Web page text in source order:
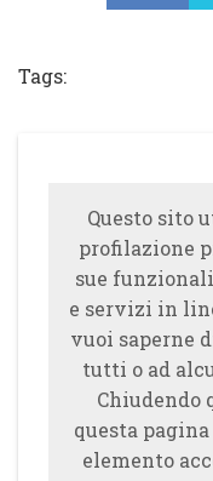
Tags:
Questo sito
profilazione
sue
e servizi in
vuoi saperne
tutti o ad
Chiudendo
questa
elemento